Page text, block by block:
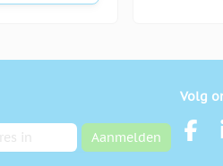
Aanmelden
Volg